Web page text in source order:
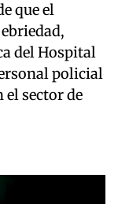
que el
del Hospital
policial
sector de